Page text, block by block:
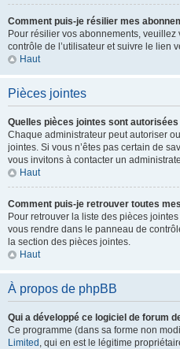
Comment puis-je résilier mes
Pour résilier vos abonnements,
contrôle de l’utilisateur et suivre le lien
Haut
Pièces jointes
Quelles pièces jointes sont
Chaque administrateur peut autoriser
jointes. Si vous n’êtes pas certain de
vous invitons à contacter un
Haut
Comment puis-je retrouver toutes
Pour retrouver la liste des pièces
vous rendre dans le panneau de
la section des pièces jointes.
Haut
À propos de phpBB
Qui a développé ce logiciel de forum
Ce programme (dans sa forme non
Limited , qui en est le légitime